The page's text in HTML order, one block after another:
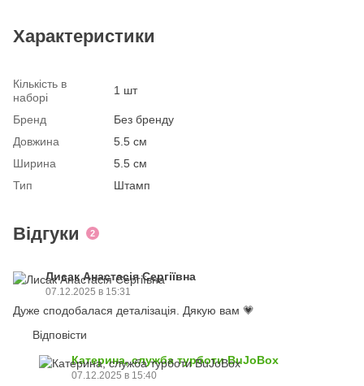
Характеристики
Кількість в
наборі
1 шт
Бренд
Без бренду
Довжина
5.5 см
Ширина
5.5 см
Тип
Штамп
Відгуки 2
Лисак Анастасія Сергіївна
07.12.2025 в 15:31
Дуже сподобалася деталізація. Дякую вам 💗
Відповісти
Катерина, служба турботи BuJoBox
07.12.2025 в 15:40